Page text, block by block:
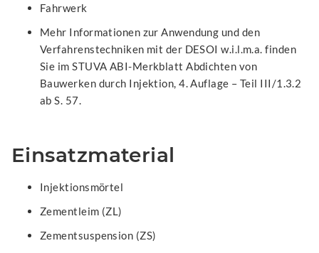
Fahrwerk
Mehr Informationen zur Anwendung und den
Verfahrenstechniken mit der DESOI w.i.l.m.a. finden
Sie im STUVA ABI-Merkblatt Abdichten von
Bauwerken durch Injektion, 4. Auflage – Teil III/1.3.2
ab S. 57.
Einsatzmaterial
Injektionsmörtel
Zementleim (ZL)
Zementsuspension (ZS)